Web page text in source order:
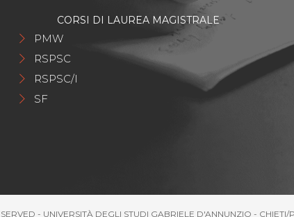
CORSI DI LAUREA MAGISTRALE
PMW
RSPSC
RSPSC/I
SF
- UNIVERSITÀ DEGLI STUDI GABRIELE D'ANNUNZIO - CHIETI/